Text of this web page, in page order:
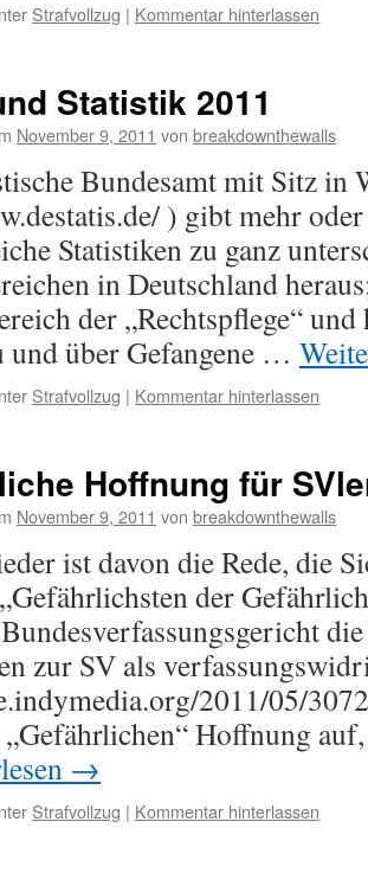
Strafvollzug | Kommentar hinterlassen
Statistik 2011
November 9, 2011 von breakdownthewalls
Bundesamt mit Sitz in
) gibt mehr
Statistiken zu ganz
in Deutschland
der „Rechtspflege“
und über Gefangene …
Strafvollzug | Kommentar hinterlassen
Hoffnung für
November 9, 2011 von breakdownthewalls
ist davon die Rede, die
der
zur SV als
2011/05/
Hoffnung
→
Strafvollzug | Kommentar hinterlassen